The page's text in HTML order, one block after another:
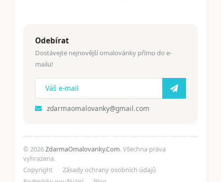
Odebírat
Dostávejte nejnovější omalovánky přímo do e-
mailu!
zdarmaomalovanky@gmail.com
© 2026ZdarmaOmalovanky.Com. Všechna práva
vyhrazena.
Copyright
Zásady ochrany osobních údajů